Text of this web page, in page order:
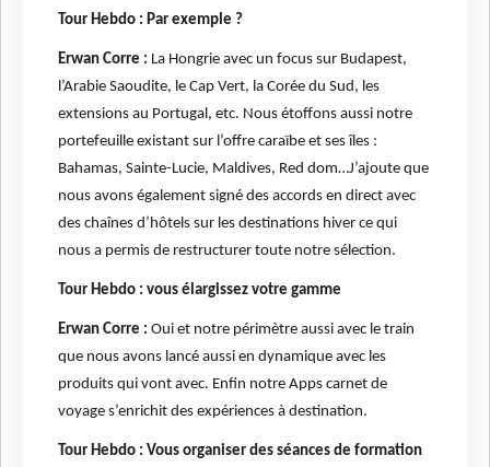
Tour Hebdo : Par exemple ?
Erwan Corre : La Hongrie avec un focus sur Budapest,
l’Arabie Saoudite, le Cap Vert, la Corée du Sud, les
extensions au Portugal, etc. Nous étoffons aussi notre
portefeuille existant sur l’offre caraïbe et ses îles :
Bahamas, Sainte-Lucie, Maldives, Red dom…J’ajoute que
nous avons également signé des accords en direct avec
des chaînes d’hôtels sur les destinations hiver ce qui
nous a permis de restructurer toute notre sélection.
Tour Hebdo : vous élargissez votre gamme
Erwan Corre : Oui et notre périmètre aussi avec le train
que nous avons lancé aussi en dynamique avec les
produits qui vont avec. Enfin notre Apps carnet de
voyage s’enrichit des expériences à destination.
Tour Hebdo : Vous organiser des séances de formation